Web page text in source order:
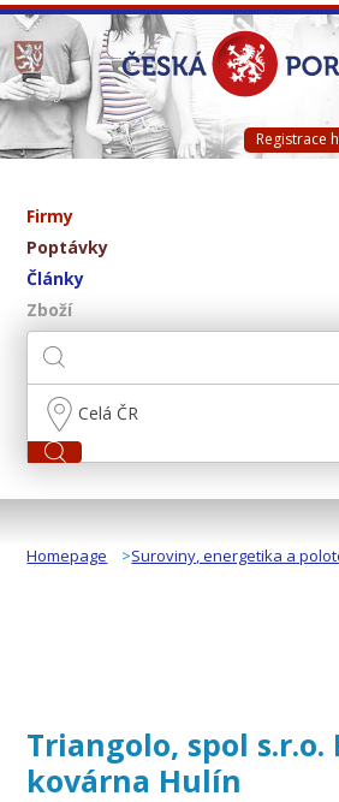
Registrace
Firmy
Poptávky
Články
Zboží
Celá ČR
Homepage Suroviny, energetika a
Triangolo, spol s.r.o.
kovárna Hulín